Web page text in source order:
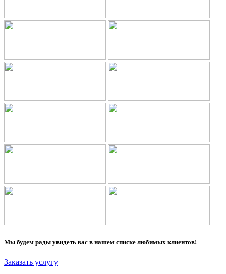
Мы будем рады увидеть вас в нашем списке любимых клиентов!
Заказать услугу